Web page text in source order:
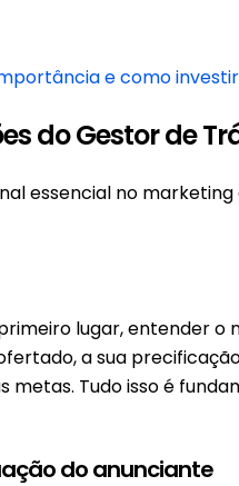
e como
do Gestor de
essencial no
lugar, entender o
a sua
metas. Tudo isso é
do anunciante